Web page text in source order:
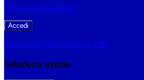
Password dimenticata?
-
Entra con SPID Entra con CIE
Seleziona utente